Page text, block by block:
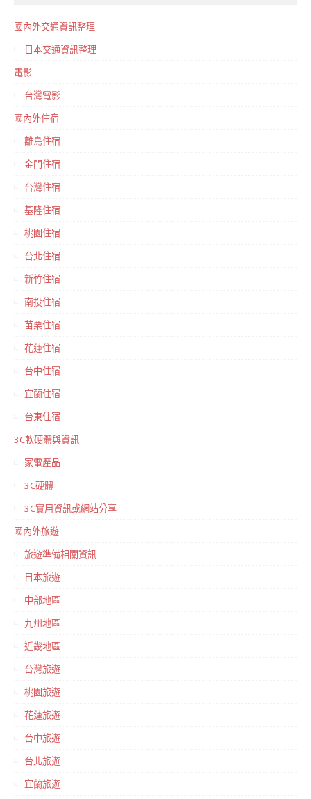
國內外交通資訊整理
日本交通資訊整理
電影
台灣電影
國內外住宿
離島住宿
金門住宿
台灣住宿
基隆住宿
桃園住宿
台北住宿
新竹住宿
南投住宿
苗栗住宿
花蓮住宿
台中住宿
宜蘭住宿
台東住宿
3C軟硬體與資訊
家電產品
3C硬體
3C實用資訊或網站分享
國內外旅遊
旅遊準備相關資訊
日本旅遊
中部地區
九州地區
近畿地區
台灣旅遊
桃園旅遊
花蓮旅遊
台中旅遊
台北旅遊
宜蘭旅遊